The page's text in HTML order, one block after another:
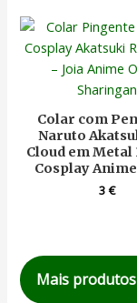
Colar com
Naruto
Cloud em Metal
Cosplay
3€
Mais